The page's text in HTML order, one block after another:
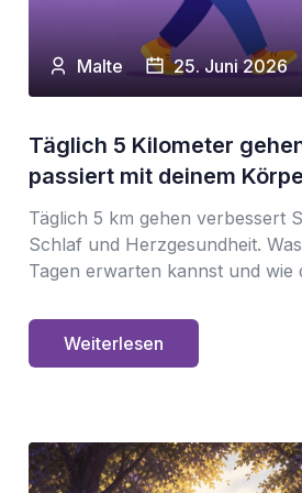
Malte 25. Juni 2026
Täglich 5 Kilometer
passiert mit deinem
Täglich 5 km gehen verbessert
Schlaf und Herzgesundheit.
Tagen erwarten kannst und wie
Weiterlesen